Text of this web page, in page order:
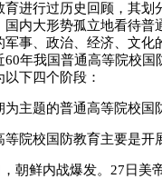
育进行过历史回顾，其划
国内大形势孤立地看待
军事、政治、经济、文
60年我国普通高等院校
下四个阶段：
为主题的普通高等院校国
等院校国防教育主要是
朝鲜内战爆发。27日